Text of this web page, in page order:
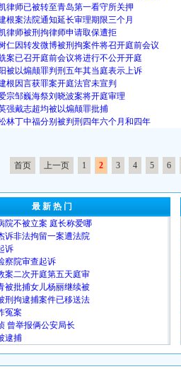
律师已被转至青岛第一看守所关押
根案法院通知延长审理期限三个月
律师被刑拘律师申请取保遭拒
仁因转发微博被刑拘案件将召开庭前会议
案已召开庭前会议将进行不公开开庭
被以煽颠罪判刑五年其当庭表示上诉
根因言获罪案开庭法官未宣判
宗邹巍海祭刘晓波案将开庭审理
强戴志超均被以煽颠罪批捕
林丁中福分别被判刑四年六个月和四年
首页 上一页 1 2 3 4 5 6
最 新 热 门
院不被立案 庭长称爱哪
诉非法拘留一案遭法院
诉
察院审查起诉
案二次开庭第五天庭审
被批捕女儿杨丽继续被
刑拘逮捕案件已移送法
冤案
曾举报俩公安局长
逮捕